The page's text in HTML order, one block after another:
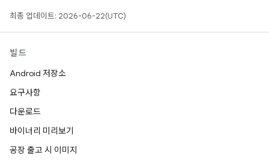
최종 업데이트: 2026-06-22(UTC)
빌드
Android 저장소
요구사항
다운로드
바이너리 미리보기
공장 출고 시 이미지